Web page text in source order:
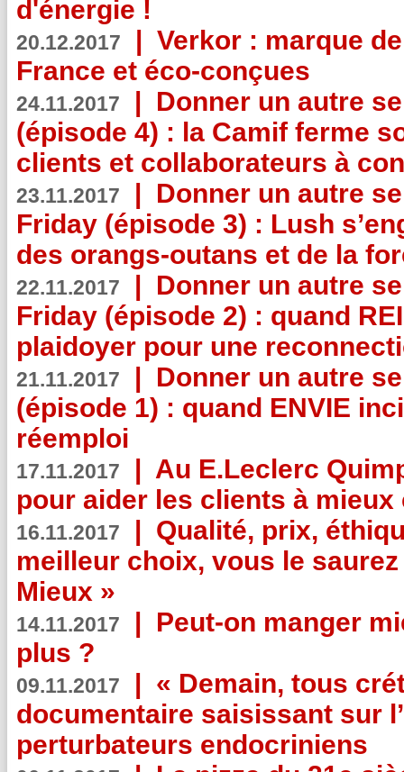
d'énergie !
20.12.2017 | Verkor : marque
France et éco-conçues
24.11.2017 | Donner un autre
(épisode 4) : la Camif ferme
clients et collaborateurs à
23.11.2017 | Donner un autre
Friday (épisode 3) : Lush
des orangs-outans et de la
22.11.2017 | Donner un autre
Friday (épisode 2) : quand
plaidoyer pour une
21.11.2017 | Donner un autre
(épisode 1) : quand ENVIE
réemploi
17.11.2017 | Au E.Leclerc
pour aider les clients à
16.11.2017 | Qualité, prix,
meilleur choix, vous le
Mieux »
14.11.2017 | Peut-on manger
plus ?
09.11.2017 | « Demain, tous
documentaire saisissant sur
perturbateurs endocriniens